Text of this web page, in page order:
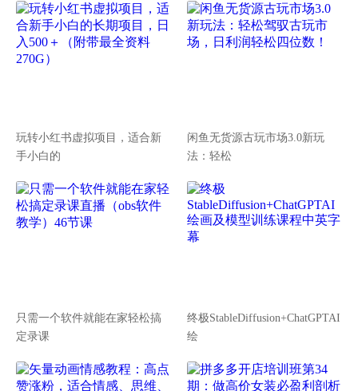
玩转小红书虚拟项目，适合新
手小白的
闲鱼无货源古玩市场3.0新玩
法：轻松
只需一个软件就能在家轻松搞
定录课
终极StableDiffusion+ChatGPTAI
绘